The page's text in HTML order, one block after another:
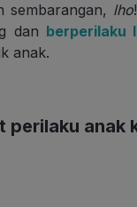
sembarangan, lho
dan berperilaku
anak.
perilaku anak